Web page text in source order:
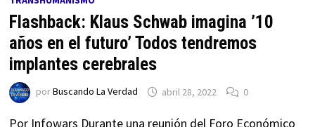
Flashback: Klaus Schwab imagina ’10
años en el futuro’ Todos tendremos
implantes cerebrales
porBuscando La Verdad abril 28, 2022 0
Por Infowars Durante una reunión del Foro Económico